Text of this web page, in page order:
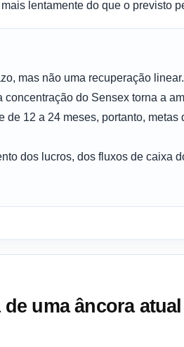
lentamente do que o previsto
mas não uma recuperação linear.
do Sensex torna a
12 a 24 meses, portanto, metas
dos lucros, dos fluxos de caixa
uma âncora